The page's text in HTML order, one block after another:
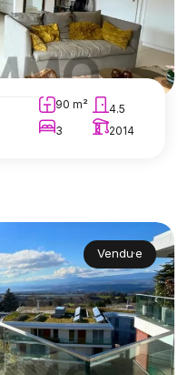
90 m²
4.5
3
2014
Vendu·e